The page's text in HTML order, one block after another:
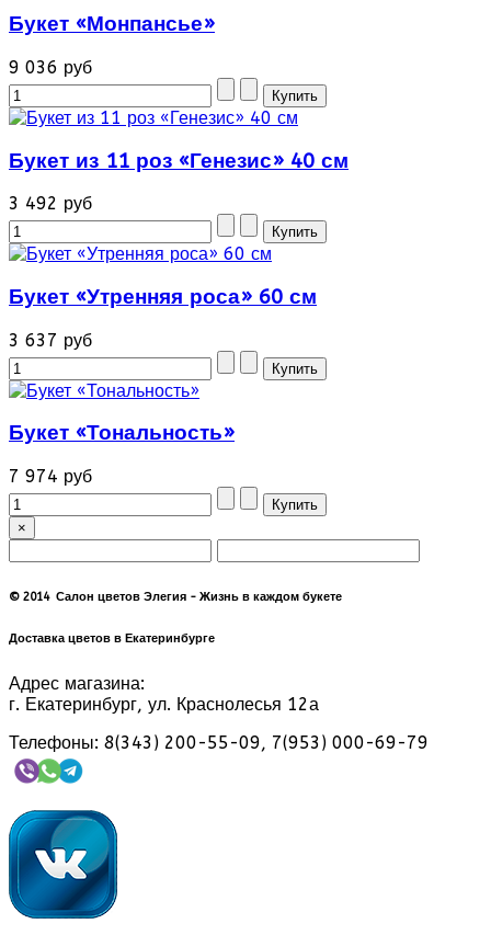
Букет «Монпансье»
9 036 руб
Букет из 11 роз «Генезис» 40 см
3 492 руб
Букет «Утренняя роса» 60 см
3 637 руб
Букет «Тональность»
7 974 руб
×
© 2014 Салон цветов Элегия - Жизнь в каждом букете
Доставка цветов в Екатеринбурге
Адрес магазина:
г. Екатеринбург, ул. Краснолесья 12а
Телефоны: 8(343) 200-55-09, 7(953) 000-69-79